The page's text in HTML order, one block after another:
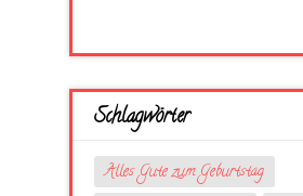
Schlagwörter
Alles Gute zum Geburtstag